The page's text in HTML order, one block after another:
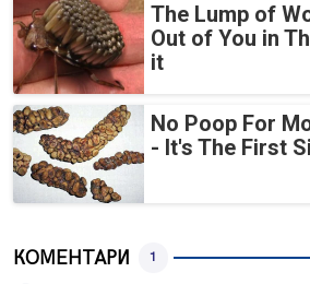
The Lump of
Out of You in
it
No Poop For
- It's The First
КОМЕНТАРИ 1